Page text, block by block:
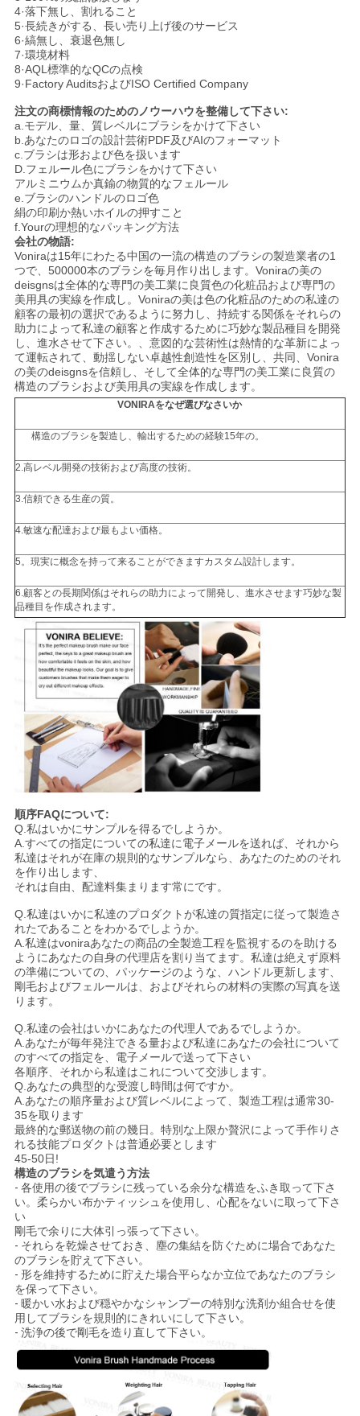
4·落下無し、割れること
5·長続きがする、長い売り上げ後のサービス
6·縞無し、衰退色無し
7·環境材料
8·AQL標準的なQCの点検
9·Factory AuditsおよびISO Certified Company
注文の商標情報のためのノウーハウを整備して下さい:
a.モデル、量、質レベルにブラシをかけて下さい
b.あなたのロゴの設計芸術PDF及びAIのフォーマット
c.ブラシは形および色を扱います
D.フェルール色にブラシをかけて下さい
アルミニウムか真鍮の物質的なフェルール
e.ブラシのハンドルのロゴ色
絹の印刷か熱いホイルの押すこと
f.Yourの理想的なパッキング方法
会社の物語:
Voniraは15年にわたる中国の一流の構造のブラシの製造業者の1
つで、500000本のブラシを毎月作り出します。Voniraの美の
deisgnsは全体的な専門の美工業に良質色の化粧品および専門の
美用具の実線を作成し。Voniraの美は色の化粧品のための私達の
顧客の最初の選択であるように努力し、持続する関係をそれらの
助力によって私達の顧客と作成するために巧妙な製品種目を開発
し、進水させて下さい。、意図的な芸術性は熱情的な革新によっ
て運転されて、動揺しない卓越性創造性を区別し、共同、Vonira
の美のdeisgnsを信頼し、そして全体的な専門の美工業に良質の
構造のブラシおよび美用具の実線を作成します。
VONIRAをなぜ選びなさいか
構造のブラシを製造し、輸出するための経験15年の。
2.高レベル開発の技術および高度の技術。
3.信頼できる生産の質。
4.敏速な配達および最もよい価格。
5。現実に概念を持って来ることができますカスタム設計します。
6.顧客との長期関係はそれらの助力によって開発し、進水させます巧妙な製
品種目を作成されます。
順序FAQについて:
Q.私はいかにサンプルを得るでしようか。
A.すべての指定についての私達に電子メールを送れば、それから
私達はそれが在庫の規則的なサンプルなら、あなたのためのそれ
を作り出します、
それは自由、配達料集まります常にです。
Q.私達はいかに私達のプロダクトが私達の質指定に従って製造さ
れたであることをわかるでしようか。
A.私達はvoniraあなたの商品の全製造工程を監視するのを助ける
ようにあなたの自身の代理店を割り当てます。私達は絶えず原料
の準備についての、パッケージのような、ハンドル更新します、
剛毛およびフェルールは、およびそれらの材料の実際の写真を送
ります。
Q.私達の会社はいかにあなたの代理人であるでしようか。
A.あなたが毎年発注できる量および私達にあなたの会社について
のすべての指定を、電子メールで送って下さい
各順序、それから私達はこれについて交渉します。
Q.あなたの典型的な受渡し時間は何ですか。
A.あなたの順序量および質レベルによって、製造工程は通常30-
35を取ります
最終的な郵送物の前の幾日。特別な上限か贅沢によって手作りさ
れる技能プロダクトは普通必要とします
45-50日!
構造のブラシを気遣う方法
- 各使用の後でブラシに残っている余分な構造をふき取って下さ
い。柔らかい布かティッシュを使用し、心配をないに取って下さ
い
剛毛で余りに大体引っ張って下さい。
- それらを乾燥させておき、塵の集結を防ぐために場合であなた
のブラシを貯えて下さい。
- 形を維持するために貯えた場合平らなか立位であなたのブラシ
を保って下さい。
- 暖かい水および穏やかなシャンプーの特別な洗剤か組合せを使
用してブラシを規則的にきれいにして下さい。
- 洗浄の後で剛毛を造り直して下さい。